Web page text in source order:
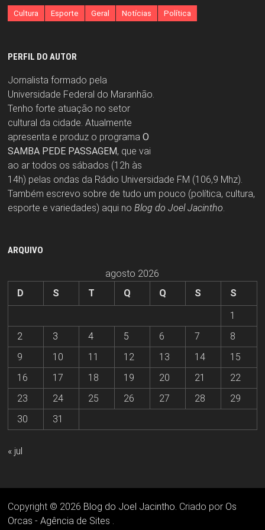
Cultura Esporte Geral Notícias Política
PERFIL DO AUTOR
Jornalista formado pela
Universidade Federal do Maranhão.
Tenho forte atuação no setor
cultural da cidade. Atualmente
apresenta e produz o programa O
SAMBA PEDE PASSAGEM, que vai
ao ar todos os sábados (12h às
14h) pelas ondas da Rádio Universidade FM (106,9 Mhz).
Também escrevo sobre de tudo um pouco (política, cultura,
esporte e variedades) aqui no Blog do Joel Jacintho
ARQUIVO
agosto 2026
D
S T Q Q S
S
1
2
3 4 5 6 7
8
9
10 11 12 13 14
15
16
17 18 19 20 21
22
23
24 25 26 27 28
29
30
31
« jul
Copyright © 2026 Blog do Joel Jacintho . Criado por Os
Orcas - Agência de Sites